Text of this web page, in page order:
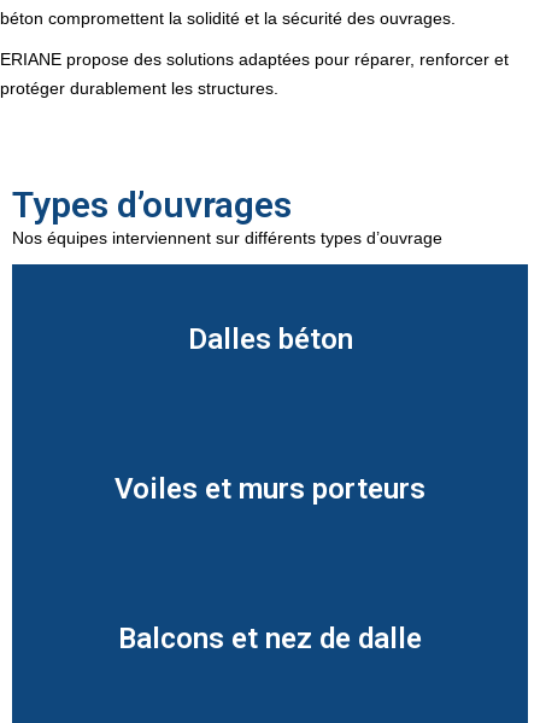
béton compromettent la solidité et la sécurité des ouvrages.
ERIANE propose des solutions adaptées pour réparer, renforcer et
protéger durablement les structures.
Types d’ouvrages
Nos équipes interviennent sur différents types d’ouvrage
Dalles béton
Voiles et murs porteurs
Balcons et nez de dalle